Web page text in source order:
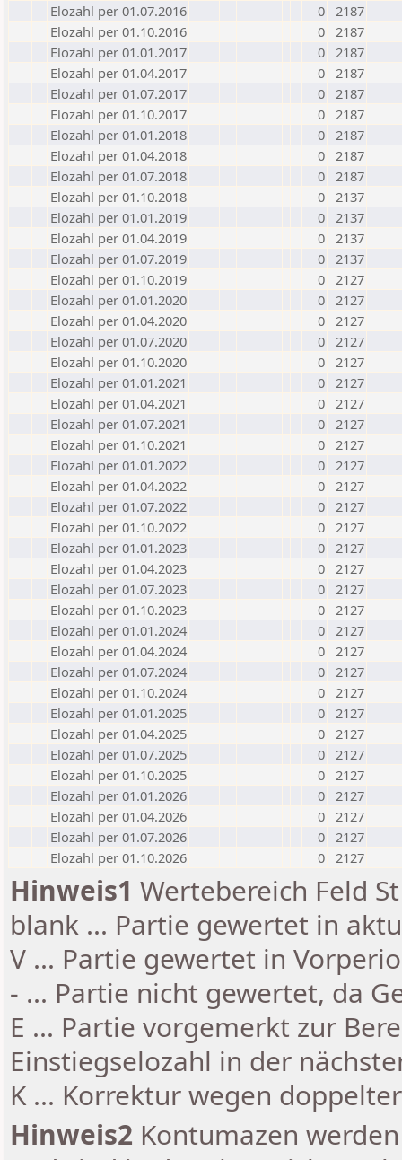
Elozahl per 01.07.2016
0 2187
Elozahl per 01.10.2016
0 2187
Elozahl per 01.01.2017
0 2187
Elozahl per 01.04.2017
0 2187
Elozahl per 01.07.2017
0 2187
Elozahl per 01.10.2017
0 2187
Elozahl per 01.01.2018
0 2187
Elozahl per 01.04.2018
0 2187
Elozahl per 01.07.2018
0 2187
Elozahl per 01.10.2018
0 2137
Elozahl per 01.01.2019
0 2137
Elozahl per 01.04.2019
0 2137
Elozahl per 01.07.2019
0 2137
Elozahl per 01.10.2019
0 2127
Elozahl per 01.01.2020
0 2127
Elozahl per 01.04.2020
0 2127
Elozahl per 01.07.2020
0 2127
Elozahl per 01.10.2020
0 2127
Elozahl per 01.01.2021
0 2127
Elozahl per 01.04.2021
0 2127
Elozahl per 01.07.2021
0 2127
Elozahl per 01.10.2021
0 2127
Elozahl per 01.01.2022
0 2127
Elozahl per 01.04.2022
0 2127
Elozahl per 01.07.2022
0 2127
Elozahl per 01.10.2022
0 2127
Elozahl per 01.01.2023
0 2127
Elozahl per 01.04.2023
0 2127
Elozahl per 01.07.2023
0 2127
Elozahl per 01.10.2023
0 2127
Elozahl per 01.01.2024
0 2127
Elozahl per 01.04.2024
0 2127
Elozahl per 01.07.2024
0 2127
Elozahl per 01.10.2024
0 2127
Elozahl per 01.01.2025
0 2127
Elozahl per 01.04.2025
0 2127
Elozahl per 01.07.2025
0 2127
Elozahl per 01.10.2025
0 2127
Elozahl per 01.01.2026
0 2127
Elozahl per 01.04.2026
0 2127
Elozahl per 01.07.2026
0 2127
Elozahl per 01.10.2026
0 2127
Hinweis1 Wertebereich Feld
blank ... Partie gewertet in
V ... Partie gewertet in
- ... Partie nicht gewertet, da
E ... Partie vorgemerkt zur
Einstiegselozahl in der
K ... Korrektur wegen
Hinweis2 Kontumazen